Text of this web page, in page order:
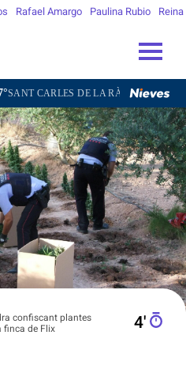
Rafael Amargo Paulina Rubio
DE LA RÀPITA 28,6°SANT CUGAT
confiscant plantes
finca de Flix
4′